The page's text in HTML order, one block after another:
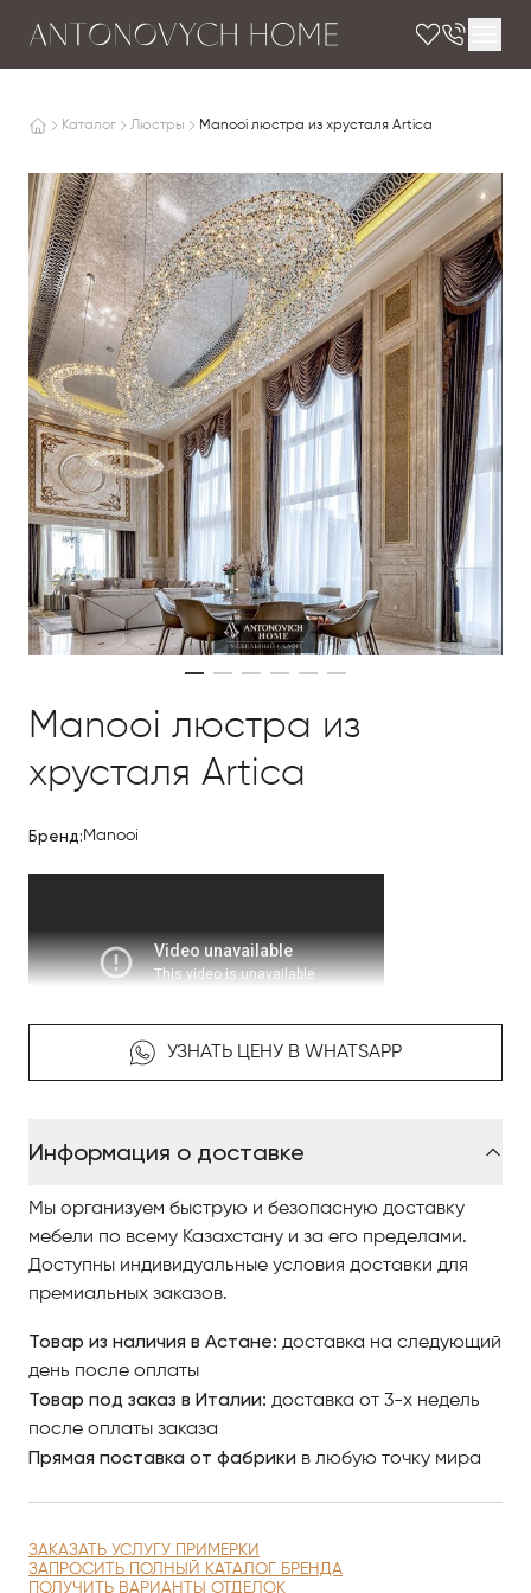
Каталог Люстры Manooi люстра из хрусталя Artica
Manooi люстра из
хрусталя Artica
Бренд: Manooi
За каждой хрустальной люстрой Manooi кроется
визуальную и функциональную составляющие
жизнь ответственны наши мастера, превращающие
наработки дизайнеров в осязаемые произведения
искусства. Изящество наших световых решений
достигается благодаря игре света в хрустале –
добавляет в ваши дни частичку магии.
Величественный хрустальный флагман ARTICA
вобрал в себя дух и философию Manooi, со
временем став самым узнаваемым силуэтом нашего
эллипсоид люстры Artica, переливающийся светом
тысяч кристаллов, станет украшением любого
УЗНАТЬ ЦЕНУ В WHATSAPP
Информация о доставке
Мы организуем быструю и безопасную доставку
мебели по всему Казахстану и за его пределами.
Доступны индивидуальные условия доставки для
премиальных заказов.
Товар из наличия в Астане: доставка на следующий
день после оплаты
Товар под заказ в Италии: доставка от 3-х недель
после оплаты заказа
Прямая поставка от фабрики в любую точку мира
ЗАКАЗАТЬ УСЛУГУ ПРИМЕРКИ
ЗАПРОСИТЬ ПОЛНЫЙ КАТАЛОГ БРЕНДА
ПОЛУЧИТЬ ВАРИАНТЫ ОТДЕЛОК